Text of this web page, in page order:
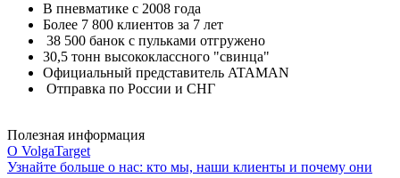
В пневматике с 2008 года
Более 7 800 клиентов за 7 лет
38 500 банок с пульками отгружено
30,5 тонн высококлассного "свинца"
Официальный представитель ATAMAN
Отправка по России и СНГ
Полезная информация
О VolgaTarget
Узнайте больше о нас: кто мы, наши клиенты и почему они